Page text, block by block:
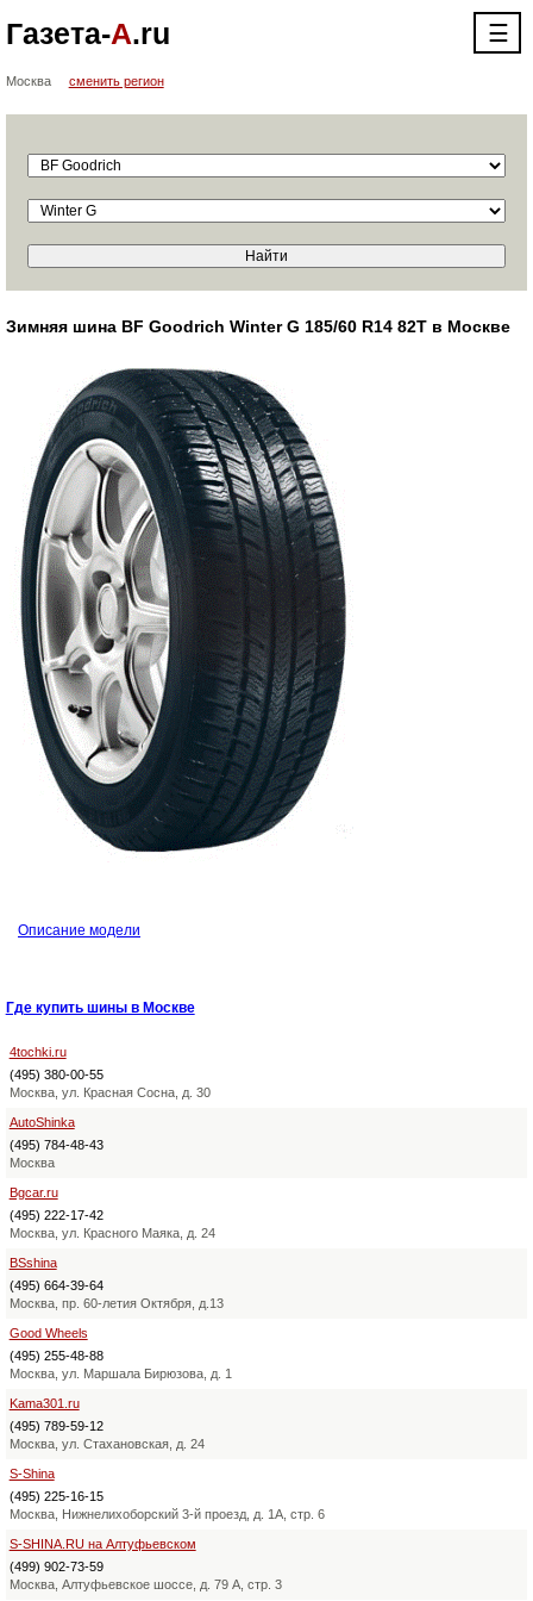
Газета-А.ru ☰
Москва сменить регион
Зимняя шина BF Goodrich Winter G 185/60 R14 82T в Москве
Описание модели
Где купить шины в Москве
4tochki.ru
(495) 380-00-55
Москва, ул. Красная Сосна, д. 30
AutoShinka
(495) 784-48-43
Москва
Bgcar.ru
(495) 222-17-42
Москва, ул. Красного Маяка, д. 24
BSshina
(495) 664-39-64
Москва, пр. 60-летия Октября, д.13
Good Wheels
(495) 255-48-88
Москва, ул. Маршала Бирюзова, д. 1
Kama301.ru
(495) 789-59-12
Москва, ул. Стахановская, д. 24
S-Shina
(495) 225-16-15
Москва, Нижнелихоборский 3-й проезд, д. 1А, стр. 6
S-SHINA.RU на Алтуфьевском
(499) 902-73-59
Москва, Алтуфьевское шоссе, д. 79 А, стр. 3